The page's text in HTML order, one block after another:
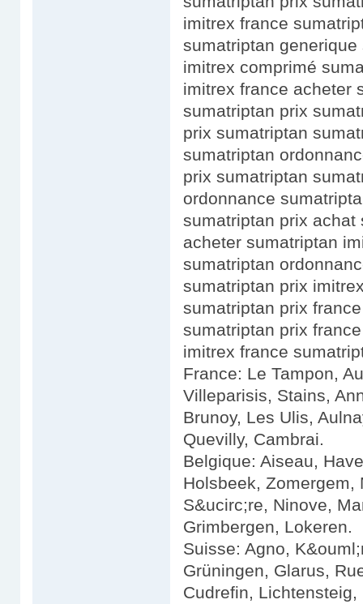
imitrex france
sumatriptan
imitrex comprimé
imitrex france acheter
sumatriptan prix
prix sumatriptan
sumatriptan
prix sumatriptan
ordonnance
sumatriptan prix achat
acheter sumatriptan
sumatriptan
sumatriptan prix
sumatriptan prix
sumatriptan prix
imitrex france
France: Le Tampon,
Villeparisis, Stains,
Brunoy, Les Ulis,
Quevilly, Cambrai.
Belgique: Aiseau,
Holsbeek, Zomergem,
S&ucirc;re, Ninove,
Grimbergen, Lokeren.
Suisse: Agno,
Grüningen, Glarus,
Cudrefin,